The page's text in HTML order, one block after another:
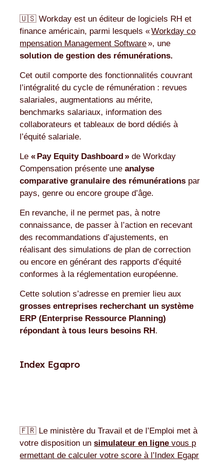
🇺🇸 Workday est un éditeur de logiciels RH et
finance américain, parmi lesquels «Workday co
mpensation Management Software», une
solution de gestion des rémunérations.
Cet outil comporte des fonctionnalités couvrant
l’intégralité du cycle de rémunération : revues
salariales, augmentations au mérite,
benchmarks salariaux, information des
collaborateurs et tableaux de bord dédiés à
l’équité salariale.
Le« Pay Equity Dashboard »de Workday
Compensation présente uneanalyse
comparative granulaire des rémunérations par
pays, genre ou encore groupe d’âge.
En revanche, il ne permet pas, à notre
connaissance, de passer à l’action en recevant
des recommandations d’ajustements, en
réalisant des simulations de plan de correction
ou encore en générant des rapports d’équité
conformes à la réglementation européenne.
Cette solution s’adresse en premier lieu aux
grosses entreprises recherchant un système
ERP (Enterprise Ressource Planning)
répondant à tous leurs besoins RH.
Index Egapro
🇫🇷 Le ministère du Travail et de l’Emploi met à
votre disposition unsimulateur en lignevous p
ermettant de calculer votre score à l’Index Egapr